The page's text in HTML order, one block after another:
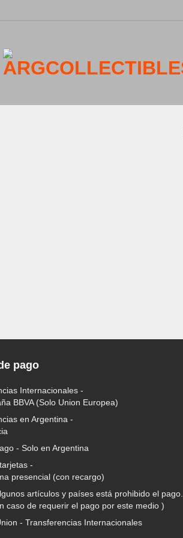
pago
Internacionales -
BBVA(Solo Union Europea)
en Argentina -
- Solo en Argentina
-
presencial (con recargo)
artículos y países está prohibido el pago.
caso de requerir el pago por este medio )
- Transferencias Internacionales